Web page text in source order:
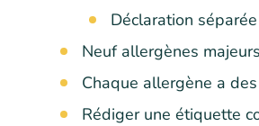
Déclaration séparée
Neuf allergènes
Chaque allergène a
Rédiger une étiquette